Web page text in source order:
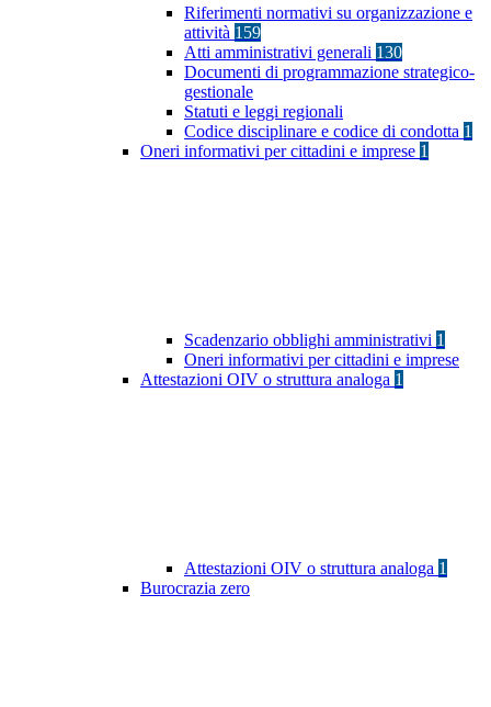
Riferimenti normativi su organizzazione e
attività 159
Atti amministrativi generali 130
Documenti di programmazione strategico-
gestionale
Statuti e leggi regionali
Codice disciplinare e codice di condotta 1
Oneri informativi per cittadini e imprese 1
Scadenzario obblighi amministrativi 1
Oneri informativi per cittadini e imprese
Attestazioni OIV o struttura analoga 1
Attestazioni OIV o struttura analoga 1
Burocrazia zero